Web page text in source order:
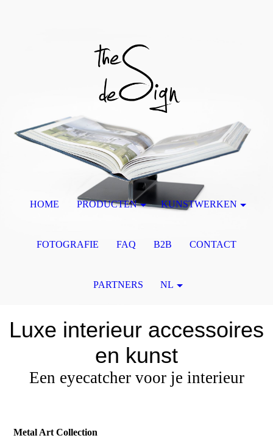
Luxe interieur accessoires
en kunst
Een eyecatcher voor je interieur
Metal Art Collection
HOME PRODUCTEN KUNSTWERKEN
FOTOGRAFIE FAQ B2B CONTACT
PARTNERS NL